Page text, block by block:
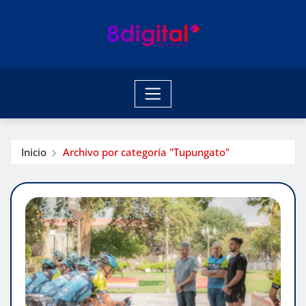
Inicio Archivo por categoría "Tupungato"